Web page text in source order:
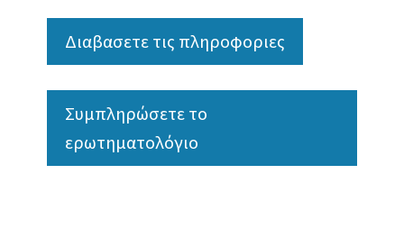
Διαβασετε τις πληροφοριες
Συμπληρώσετε το
ερωτηματολόγιο